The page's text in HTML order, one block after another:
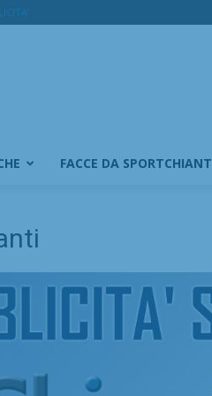
FACCE DA